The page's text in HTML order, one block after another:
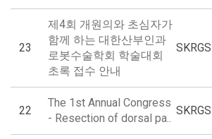
23
제4회 개원의와 초심자가
함께 하는 대한산부인과
로봇수술학회 학술대회
초록 접수 안내
SKRGS
22
The 1st Annual Congress
- Resection of dorsal pa..
SKRGS